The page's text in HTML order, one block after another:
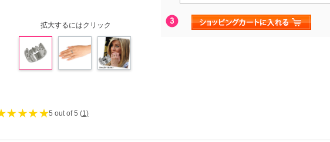
拡大するにはクリック
5 out of 5 (1)